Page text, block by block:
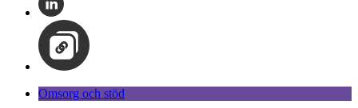
Omsorg och stöd